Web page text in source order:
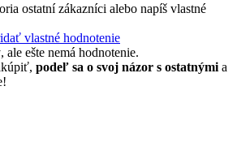
ostatní zákazníci alebo napíš vlastné
vlastné hodnotenie
ešte nemá hodnotenie.
podeľ sa o svoj názor s ostatnými a